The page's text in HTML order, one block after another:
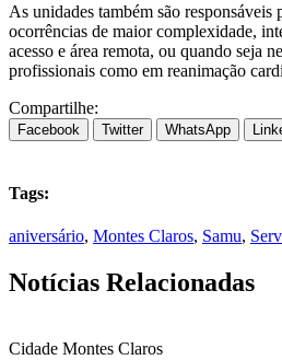
As unidades também são responsáveis
ocorrências de maior complexidade,
acesso e área remota, ou quando seja
profissionais como em reanimação
Compartilhe:
Facebook Twitter WhatsApp
Tags:
aniversário, Montes Claros, Samu,
Notícias Relacionadas
Cidade Montes Claros